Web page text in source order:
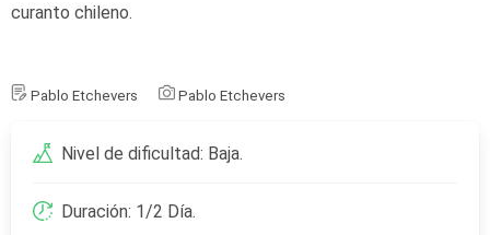
curanto chileno.
Pablo Etchevers Pablo Etchevers
Nivel de dificultad: Baja.
Duración: 1/2 Día.